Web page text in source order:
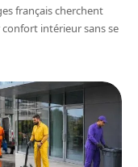
français cherchent
intérieur sans se